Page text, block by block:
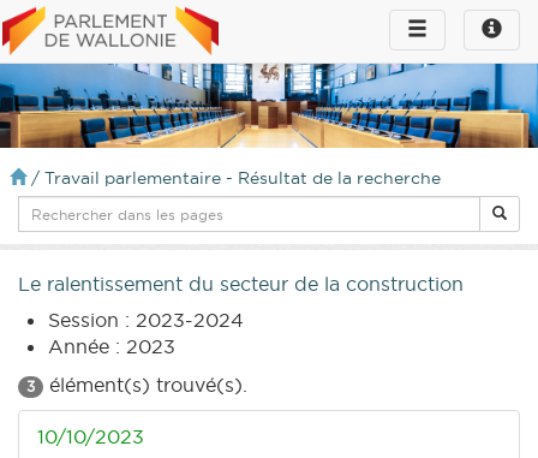
Toggle
infos
Toggle
navigation
/ Travail parlementaire - Résultat de la recherche
Le ralentissement du secteur de la construction
Session : 2023-2024
Année : 2023
3 élément(s) trouvé(s).
10/10/2023